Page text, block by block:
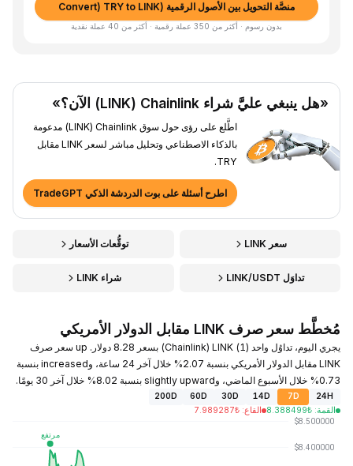
منصَّة التحويل بين الأصول الرقمية (Convert) TRY to LINK
بدون رسوم · أكثر من 350 عملة رقمية · أكثر من 40 عملة نقدية
«هل ينبغي عليَّ شراء Chainlink ‏(LINK) الآن؟»
اطَّلع على رؤى حول سوق Chainlink ‏(LINK) مدعومة
بالذكاء الاصطناعي وتحليل مباشر لسعر LINK مقابل
TRY.
اطرح أسئلة على بوت الدردشة الذكي TradeGPT
سعر LINK توقُّعات الأسعار
تداوَل LINK/USDT شراء LINK
مُخطَّط سعر صرف LINK مقابل الدولار الأمريكي
يجري اليوم، تداوُل واحد (1) LINK ‏(Chainlink) بسعر 8.28 دولار. up سعر صرف
LINK مقابل الدولار الأمريكي بنسبة 2.07% خلال آخر 24 ساعة، وincreased بنسبة
0.73% خلال الأسبوع الماضي، وslightly upward بنسبة 8.02% خلال آخر 30 يومًا.
24H
7D
14D
30D
60D
200D
القمة:
₺
8.388499 القاع:
₺
7.989287